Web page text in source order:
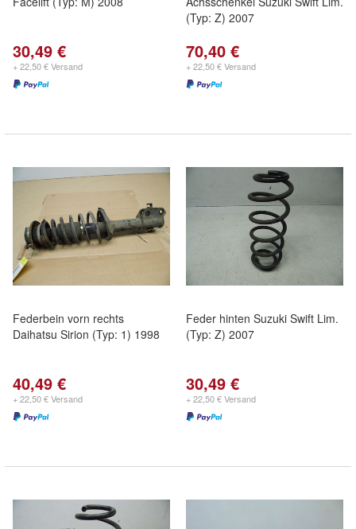
30,49 €
+ 22,50 € Versand
(Typ: Z) 2007
70,40 €
+ 22,50 € Versand
Federbein vorn rechts
Daihatsu Sirion (Typ: 1) 1998
40,49 €
+ 22,50 € Versand
Feder hinten Suzuki Swift Lim.
(Typ: Z) 2007
30,49 €
+ 22,50 € Versand